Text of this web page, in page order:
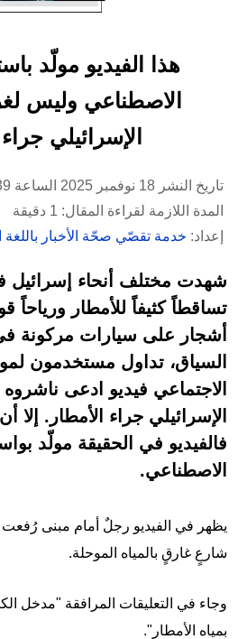
هذا الفيديو مولّد
الاصطناعي وليس
الإسرائيلي
تاريخ النشر 18 نوفمبر 2025 الساعة 14:39
المدة اللازمة لقراءة المقال: 1 دقيقة
إعداد: خدمة تقصّي صحّة الأخبار باللغة
شهدت مختلف أنحاء إسرائيل
تساقطاً كثيفاً للأمطار
أشجار على سيارات مركونة
السياق، تداول مستخدمون
الاجتماعي فيديو ادعى
الإسرائيلي جراء الأمطار. إلا
فالفيديو في الحقيقة مولّد
الاصطناعي.
يظهر في الفيديو رجلٌ أمام مبنى رُفعت
شارعٍ غارقٍ بالمياه الموحلة.
وجاء في التعليقات المرافقة "مدخل
بمياه الأمطار".